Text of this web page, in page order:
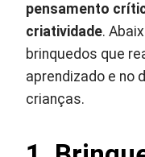
pensamento
criatividade.
brinquedos que
aprendizado e no
crianças.